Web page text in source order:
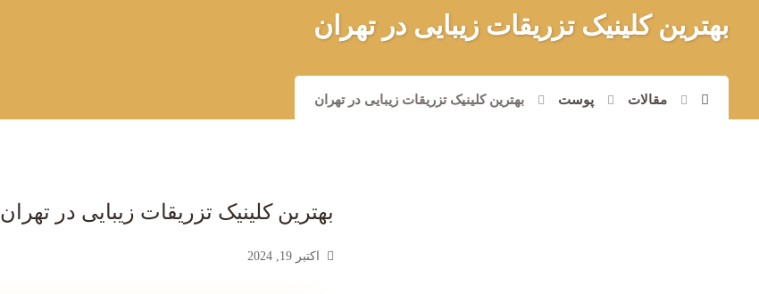
بهترین کلینیک تزریقات زیبایی در تهران
مقالات پوست بهترین کلینیک تزریقات زیبایی در تهران
بهترین کلینیک تزریقات زیبایی در تهران
اکتبر 19, 2024